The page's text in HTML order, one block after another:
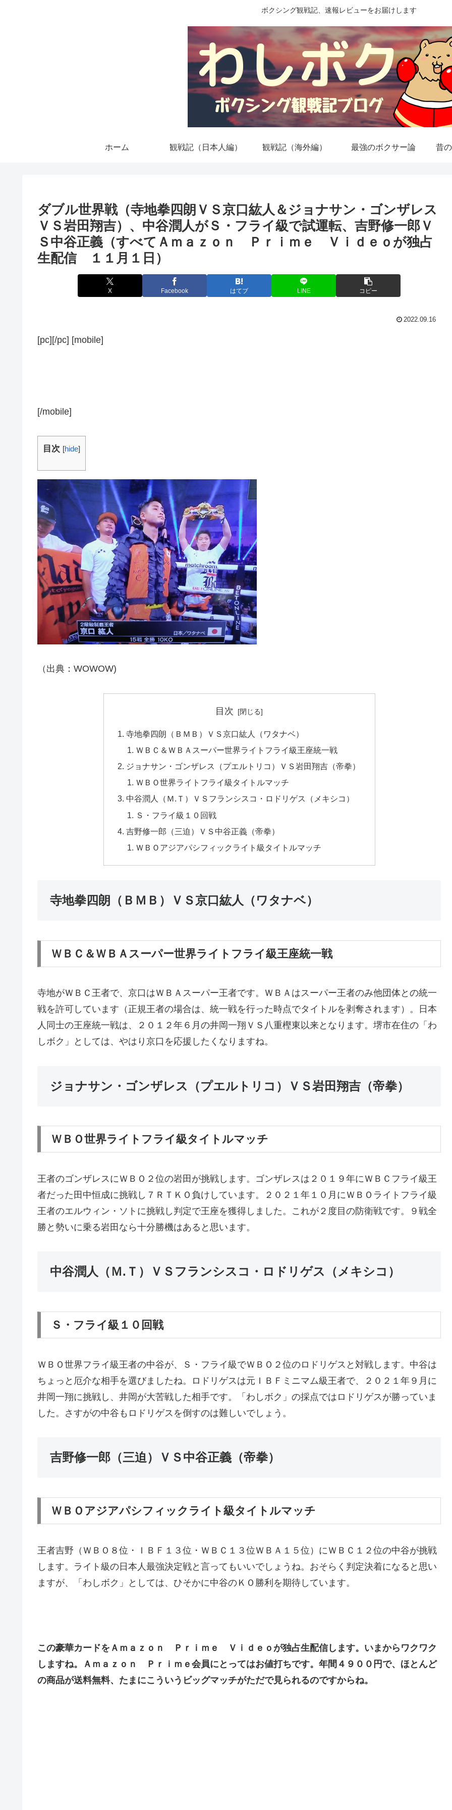
ボクシング観戦記、速報レビューをお届けします
ホーム 観戦記（日本人編） 観戦記（海外編） 最強のボクサー論 昔
ダブル世界戦（寺地拳四朗ＶＳ京口紘人＆ジョナサン・ゴンザレス
ＶＳ岩田翔吉）、中谷潤人がＳ・フライ級で試運転、吉野修一郎Ｖ
Ｓ中谷正義（すべてＡｍａｚｏｎ Ｐｒｉｍｅ Ｖｉｄｅｏが独占
生配信 １１月１日）
X Facebook はてブ LINE コピー
2022.09.16
[pc][/pc] [mobile]
[/mobile]
目次 [hide]
（出典：WOWOW)
目次
寺地拳四朗（ＢＭＢ）ＶＳ京口紘人（ワタナベ）
ＷＢＣ＆ＷＢＡスーパー世界ライトフライ級王座統一戦
ジョナサン・ゴンザレス（プエルトリコ）ＶＳ岩田翔吉（帝拳）
ＷＢＯ世界ライトフライ級タイトルマッチ
中谷潤人（Ｍ.Ｔ）ＶＳフランシスコ・ロドリゲス（メキシコ）
Ｓ・フライ級１０回戦
吉野修一郎（三迫）ＶＳ中谷正義（帝拳）
ＷＢＯアジアパシフィックライト級タイトルマッチ
寺地拳四朗（ＢＭＢ）ＶＳ京口紘人（ワタナベ）
ＷＢＣ＆ＷＢＡスーパー世界ライトフライ級王座統一戦
寺地がＷＢＣ王者で、京口はＷＢＡスーパー王者です。ＷＢＡはスーパー王者のみ他団体との統一
戦を許可しています（正規王者の場合は、統一戦を行った時点でタイトルを剥奪されます）。日本
人同士の王座統一戦は、２０１２年６月の井岡一翔ＶＳ八重樫東以来となります。堺市在住の「わ
しボク」としては、やはり京口を応援したくなりますね。
ジョナサン・ゴンザレス（プエルトリコ）ＶＳ岩田翔吉（帝拳）
ＷＢＯ世界ライトフライ級タイトルマッチ
王者のゴンザレスにＷＢＯ２位の岩田が挑戦します。ゴンザレスは２０１９年にＷＢＣフライ級王
者だった田中恒成に挑戦し７ＲＴＫＯ負けしています。２０２１年１０月にＷＢＯライトフライ級
王者のエルウィン・ソトに挑戦し判定で王座を獲得しました。これが２度目の防衛戦です。９戦全
勝と勢いに乗る岩田なら十分勝機はあると思います。
中谷潤人（Ｍ.Ｔ）ＶＳフランシスコ・ロドリゲス（メキシコ）
Ｓ・フライ級１０回戦
ＷＢＯ世界フライ級王者の中谷が、Ｓ・フライ級でＷＢＯ２位のロドリゲスと対戦します。中谷は
ちょっと厄介な相手を選びましたね。ロドリゲスは元ＩＢＦミニマム級王者で、２０２１年９月に
井岡一翔に挑戦し、井岡が大苦戦した相手です。「わしボク」の採点ではロドリゲスが勝っていま
した。さすがの中谷もロドリゲスを倒すのは難しいでしょう。
吉野修一郎（三迫）ＶＳ中谷正義（帝拳）
ＷＢＯアジアパシフィックライト級タイトルマッチ
王者吉野（ＷＢＯ８位・ＩＢＦ１３位・ＷＢＣ１３位ＷＢＡ１５位）にＷＢＣ１２位の中谷が挑戦
します。ライト級の日本人最強決定戦と言ってもいいでしょうね。おそらく判定決着になると思い
ますが、「わしボク」としては、ひそかに中谷のＫＯ勝利を期待しています。
この豪華カードをＡｍａｚｏｎ Ｐｒｉｍｅ Ｖｉｄｅｏが独占生配信します。いまからワクワク
しますね。Ａｍａｚｏｎ Ｐｒｉｍｅ会員にとってはお値打ちです。年間４９００円で、ほとんど
の商品が送料無料、たまにこういうビッグマッチがただで見られるのですからね。